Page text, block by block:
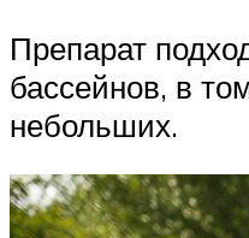
Препарат
бассейнов, в
небольших.